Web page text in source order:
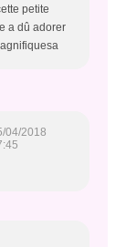
petite
a dû adorer
04/2018